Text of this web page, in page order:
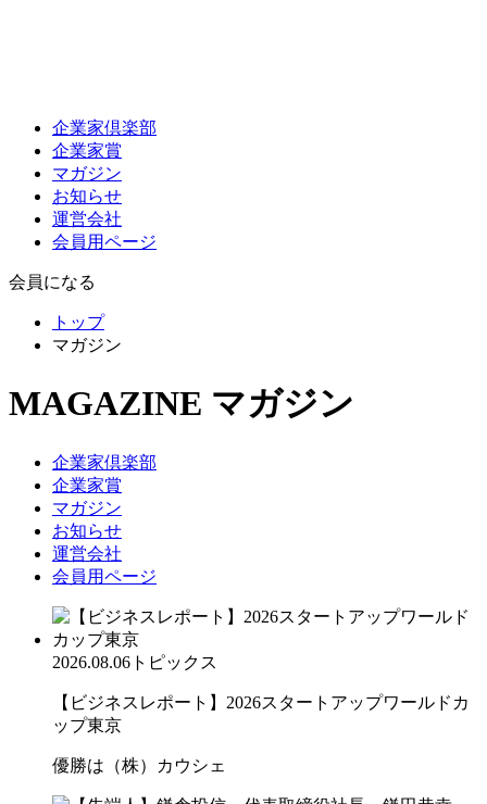
企業家倶楽部
企業家賞
マガジン
お知らせ
運営会社
会員用ページ
会員になる
トップ
マガジン
MAGAZINE マガジン
企業家倶楽部
企業家賞
マガジン
お知らせ
運営会社
会員用ページ
2026.08.06 トピックス
【ビジネスレポート】2026スタートアップワールドカ
ップ東京
優勝は（株）カウシェ